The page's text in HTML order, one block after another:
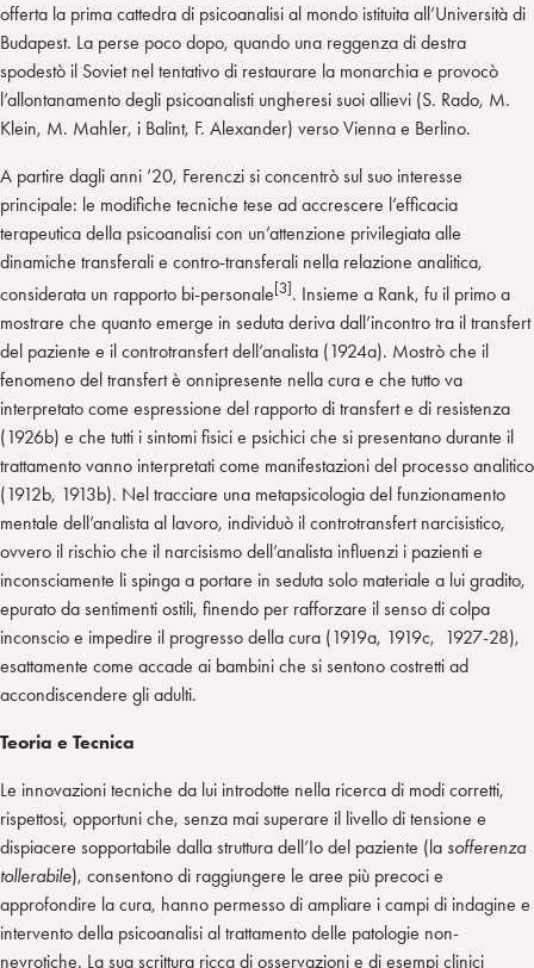
offerta la prima cattedra di psicoanalisi al mondo istituita all’Università di
Budapest. La perse poco dopo, quando una reggenza di destra
spodestò il Soviet nel tentativo di restaurare la monarchia e provocò
l’allontanamento degli psicoanalisti ungheresi suoi allievi (S. Rado, M.
Klein, M. Mahler, i Balint, F. Alexander) verso Vienna e Berlino.
A partire dagli anni ’20, Ferenczi si concentrò sul suo interesse
principale: le modifiche tecniche tese ad accrescere l’efficacia
terapeutica della psicoanalisi con un’attenzione privilegiata alle
dinamiche transferali e contro-transferali nella relazione analitica,
considerata un rapporto bi-personale [3] . Insieme a Rank, fu il primo a
mostrare che quanto emerge in seduta deriva dall’incontro tra il transfert
del paziente e il controtransfert dell’analista (1924a). Mostrò che il
fenomeno del transfert è onnipresente nella cura e che tutto va
interpretato come espressione del rapporto di transfert e di resistenza
(1926b) e che tutti i sintomi fisici e psichici che si presentano durante il
trattamento vanno interpretati come manifestazioni del processo analitico
(1912b, 1913b). Nel tracciare una metapsicologia del funzionamento
mentale dell’analista al lavoro, individuò il controtransfert narcisistico,
ovvero il rischio che il narcisismo dell’analista influenzi i pazienti e
inconsciamente li spinga a portare in seduta solo materiale a lui gradito,
epurato da sentimenti ostili, finendo per rafforzare il senso di colpa
inconscio e impedire il progresso della cura (1919a, 1919c, 1927-28),
esattamente come accade ai bambini che si sentono costretti ad
accondiscendere gli adulti.
Teoria e Tecnica
Le innovazioni tecniche da lui introdotte nella ricerca di modi corretti,
rispettosi, opportuni che, senza mai superare il livello di tensione e
dispiacere sopportabile dalla struttura dell’Io del paziente (la sofferenza
tollerabile), consentono di raggiungere le aree più precoci e
approfondire la cura, hanno permesso di ampliare i campi di indagine e
intervento della psicoanalisi al trattamento delle patologie non-
nevrotiche. La sua scrittura ricca di osservazioni e di esempi clinici